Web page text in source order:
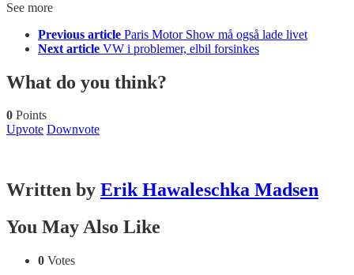
See more
Previous article Paris Motor Show må også lade livet
Next article VW i problemer, elbil forsinkes
What do you think?
0 Points
Upvote Downvote
Written by Erik Hawaleschka Madsen
You May Also Like
0 Votes